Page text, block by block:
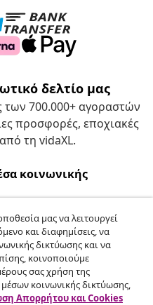
δελτίο μας
των 700.000+ αγοραστών
προσφορές, εποχιακές
τη vidaXL.
κοινωνικής
για την
μας να λειτουργεί
και διαφημίσεις, να
δικτύωσης και να
κοινοποιούμε
σας χρήση της
κοινωνικής δικτύωσης,
Απορρήτου και Cookies